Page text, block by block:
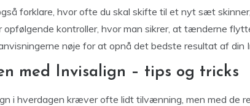
forklare, hvor ofte du skal skifte til et nyt sæt
opfølgende kontroller, hvor man sikrer, at tænderne
nøje for at opnå det bedste resultat af din
med Invisalign – tips og tricks
i hverdagen kræver ofte lidt tilvænning, men med de